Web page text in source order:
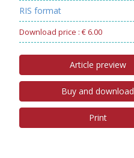
RIS format
Download price : € 6.00
Article preview
Buy and download
Print